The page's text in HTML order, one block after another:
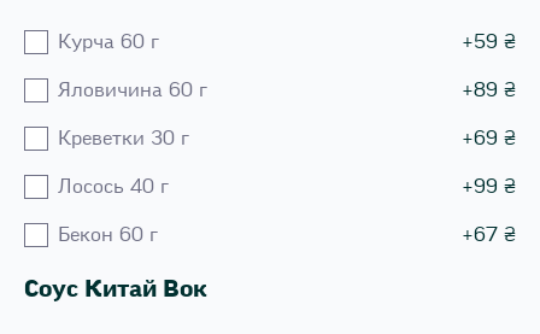
Курча 60 г +59 ₴
Яловичина 60 г +89 ₴
Креветки 30 г +69 ₴
Лосось 40 г +99 ₴
Бекон 60 г +67 ₴
Соус Китай Вок